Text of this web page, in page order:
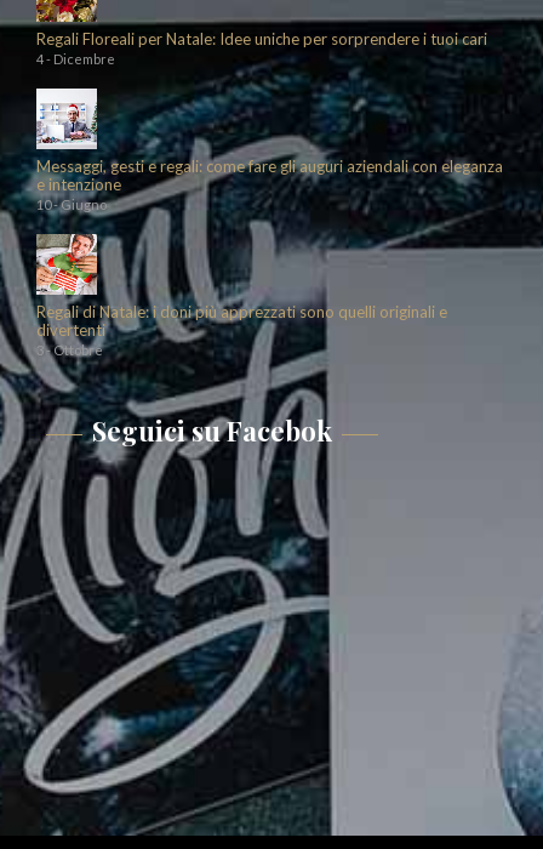
Regali Floreali per Natale: Idee uniche per sorprendere i tuoi cari
4 - Dicembre
Messaggi, gesti e regali: come fare gli auguri aziendali con eleganza
e intenzione
10 - Giugno
Regali di Natale: i doni più apprezzati sono quelli originali e
divertenti
3 - Ottobre
Seguici su Facebok